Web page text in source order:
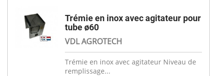
Trémie en inox avec agitateur pour
tube ø60
VDL AGROTECH
Trémie en inox avec agitateur Niveau de
remplissage...